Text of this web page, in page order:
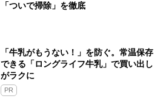
「ついで掃除」を徹底
「牛乳がもうない！」を防ぐ。常温保存
できる「ロングライフ牛乳」で買い出し
がラクに
PR